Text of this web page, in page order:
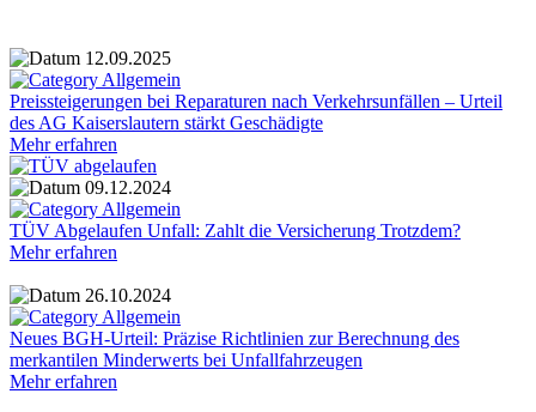
12.09.2025
Allgemein
Preissteigerungen bei Reparaturen nach Verkehrsunfällen – Urteil
des AG Kaiserslautern stärkt Geschädigte
Mehr erfahren
09.12.2024
Allgemein
TÜV Abgelaufen Unfall: Zahlt die Versicherung Trotzdem?
Mehr erfahren
26.10.2024
Allgemein
Neues BGH-Urteil: Präzise Richtlinien zur Berechnung des
merkantilen Minderwerts bei Unfallfahrzeugen
Mehr erfahren